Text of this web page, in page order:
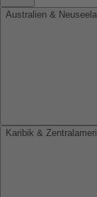
Australien &
Karibik &